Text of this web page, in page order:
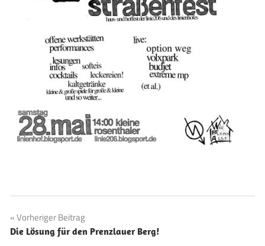
Beitragsnavigation
Vorheriger Beitrag
Die Lösung für den Prenzlauer Berg!